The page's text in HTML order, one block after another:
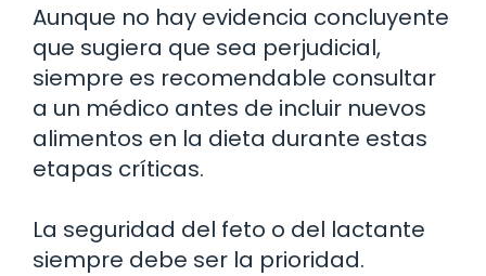
Aunque no hay evidencia concluyente
que sugiera que sea perjudicial,
siempre es recomendable consultar
a un médico antes de incluir nuevos
alimentos en la dieta durante estas
etapas críticas.
La seguridad del feto o del lactante
siempre debe ser la prioridad.